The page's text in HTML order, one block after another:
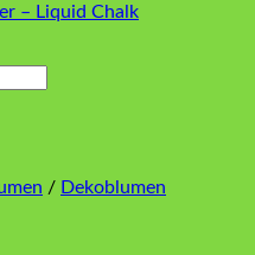
– Liquid Chalk
/ Dekoblumen